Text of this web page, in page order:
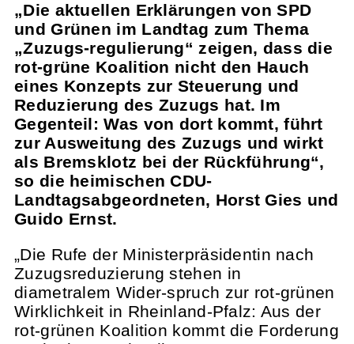
„Die aktuellen Erklärungen von SPD
und Grünen im Landtag zum Thema
„Zuzugs-regulierung“ zeigen, dass die
rot-grüne Koalition nicht den Hauch
eines Konzepts zur Steuerung und
Reduzierung des Zuzugs hat. Im
Gegenteil: Was von dort kommt, führt
zur Ausweitung des Zuzugs und wirkt
als Bremsklotz bei der Rückführung“,
so die heimischen CDU-
Landtagsabgeordneten, Horst Gies und
Guido Ernst.
„Die Rufe der Ministerpräsidentin nach
Zuzugsreduzierung stehen in
diametralem Wider-spruch zur rot-grünen
Wirklichkeit in Rheinland-Pfalz: Aus der
rot-grünen Koalition kommt die Forderung